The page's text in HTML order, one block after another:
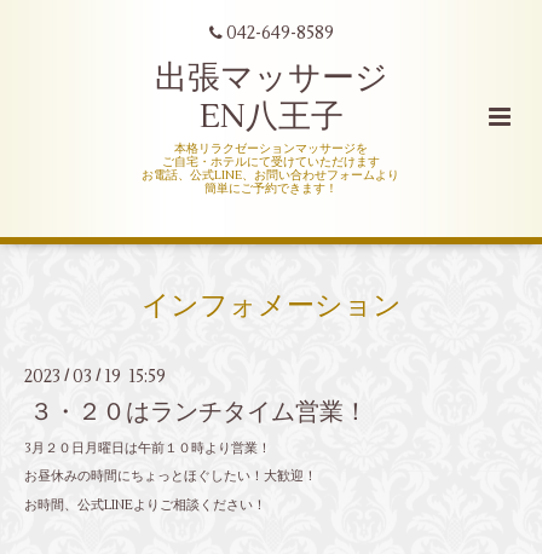
042-649-8589
出張マッサージ
EN八王子
本格リラクゼーションマッサージを
ご自宅・ホテルにて受けていただけます
お電話、公式LINE、お問い合わせフォームより
簡単にご予約できます！
インフォメーション
2023 / 03 / 19 15:59
３・２０はランチタイム営業！
3月２０日月曜日は午前１０時より営業！
お昼休みの時間にちょっとほぐしたい！大歓迎！
お時間、公式LINEよりご相談ください！